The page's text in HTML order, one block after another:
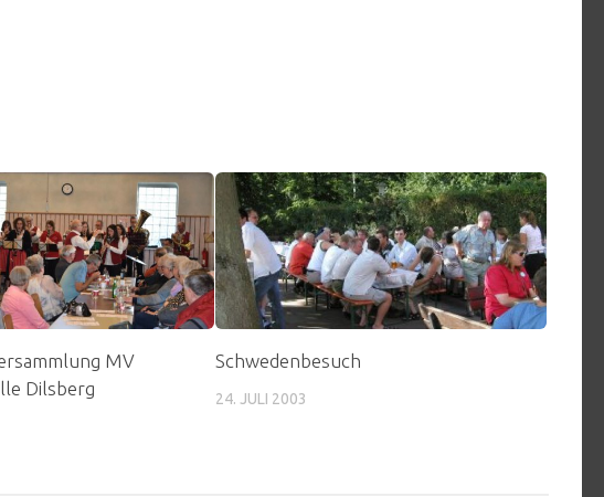
MV
Dilsberg
Schwedenbesuch
24. JULI 2003